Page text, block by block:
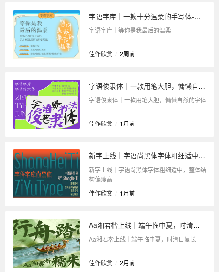
字语字库｜一款十分温柔的手写体-等你是我最后的温柔
字语字库｜等你是我最后的温柔
佳作欣赏 2周前
字语俊隶体｜一款用笔大胆，慵懒自然的字体
字语俊隶体｜一款用笔大胆，慵懒自然的字体
佳作欣赏 1月前
新字上线｜字语尚黑体字体粗细适中，整体结构偏瘦高
新字上线｜字语尚黑体字体粗细适中，整体结
构偏瘦高
佳作欣赏
1月前
Aa湘君楷上线｜端午临中夏，时清日复长
Aa湘君楷上线｜端午临中夏，时清日复长
佳作欣赏 2月前